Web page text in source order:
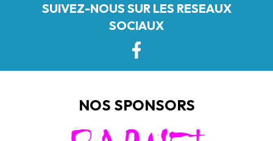
SUIVEZ-NOUS SUR LES RESEAUX
SOCIAUX
NOS SPONSORS